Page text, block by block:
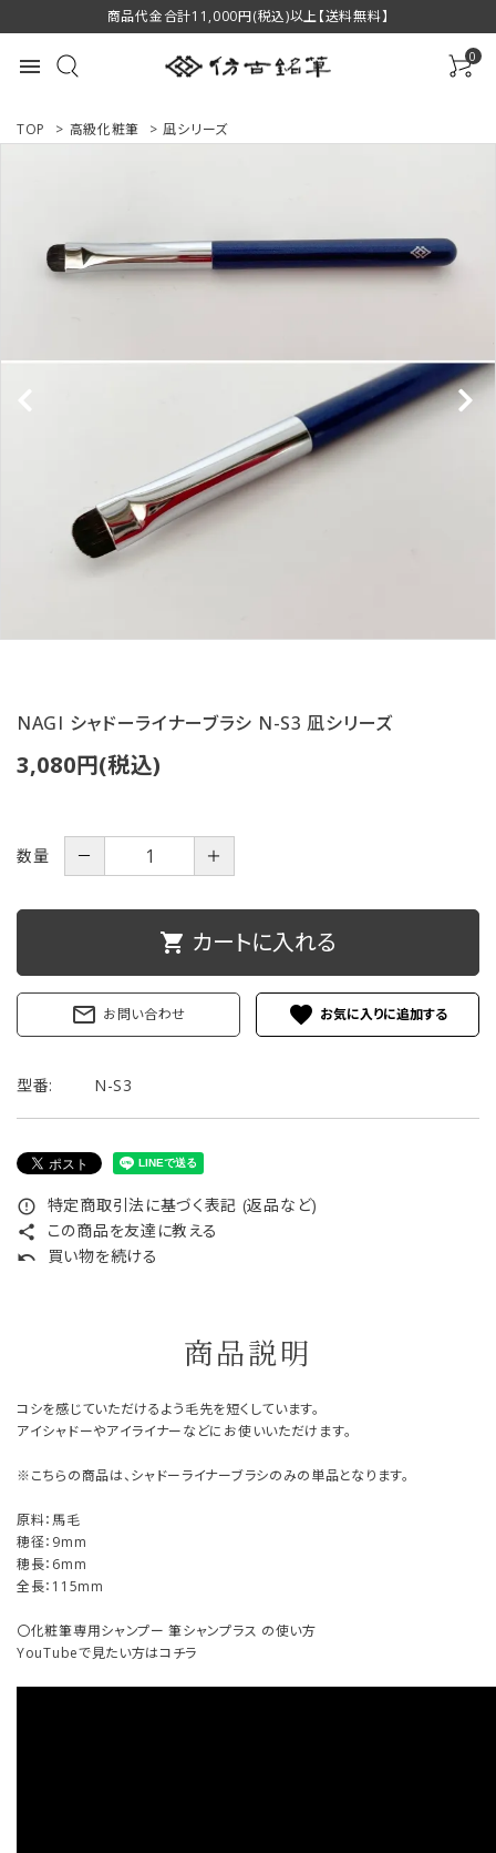
商品代金合計11,000円(税込)以上【送料無料】
menu 0
ようこそ ゲスト 様
商品一覧
用途で選ぶ
ご利用ガイド
特定商取引法について
TOP > 高級化粧筆 > 凪シリーズ
NAGI シャドーライナーブラシ N-S3 凪シリーズ
3,080円(税込)
数量 － ＋
shopping_cart カートに入れる
mail_outline お問い合わせ favorite
型番: N-S3
error_outline 特定商取引法に基づく表記 (返品など)
share この商品を友達に教える
undo 買い物を続ける
商品説明
コシを感じていただけるよう毛先を短くしています。
アイシャドーやアイライナーなどにお使いいただけます。
※こちらの商品は、シャドーライナーブラシのみの単品となります。
原料：馬毛
穂径：9mm
穂長：6mm
全長：115mm
〇化粧筆専用シャンプー 筆シャンプラス の使い方
YouTubeで見たい方はコチラ